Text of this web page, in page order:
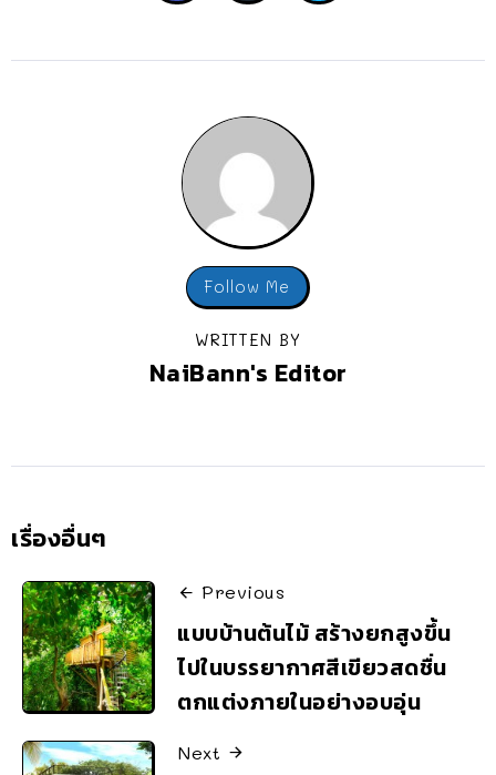
Follow Me
WRITTEN BY
NaiBann's Editor
เรื่องอื่นๆ
Previous
แบบบ้านต้นไม้ สร้างยกสูงขึ้น
ไปในบรรยากาศสีเขียวสดชื่น
ตกแต่งภายในอย่างอบอุ่น
Next